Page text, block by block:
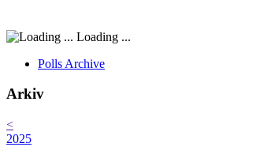
Loading ...
Polls Archive
Arkiv
<
2025